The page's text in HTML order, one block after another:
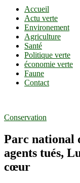
Accueil
Actu verte
Environement
Agriculture
Santé
Politique verte
économie verte
Faune
Contact
Conservation
Parc national
agents tués,
cœur